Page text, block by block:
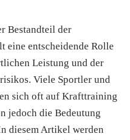
Bestandteil der
eine entscheidende Rolle
Leistung und der
Viele Sportler und
sich oft auf Krafttraining
jedoch die Bedeutung
diesem Artikel werden